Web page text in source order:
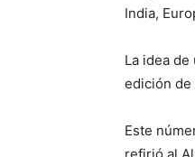
India,
La idea
edición de
Este